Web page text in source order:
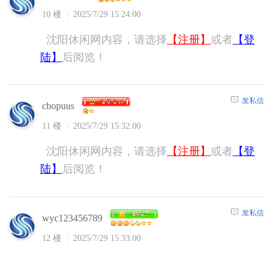
10 楼 2025/7/29 15:24:00
沈阳休闲网内容，请选择 【注册】 或者 【登
陆】
后阅览！
cbopuus
11 楼 2025/7/29 15:32:00
发私信
沈阳休闲网内容，请选择 【注册】 或者 【登
陆】
后阅览！
wyc123456789
12 楼 2025/7/29 15:33:00
发私信